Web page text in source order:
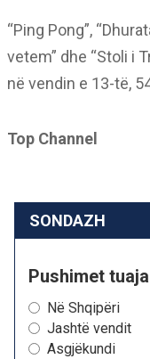
“Ping Pong”,
vetem” dhe “Stoli i
në vendin e 13-të,
Top Channel
SONDAZH
Pushimet
Në Shqipëri
Jashtë vendit
Asgjëkundi